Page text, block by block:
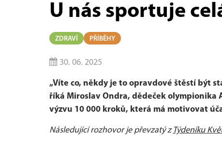
U nás sportuje
ZDRAVÍ PŘÍBĚHY
30. 06. 2025
„Víte co, někdy je to opravdové štěstí být
říká Miroslav Ondra, dědeček olympionika
výzvu 10 000 kroků, která má motivovat
Následující rozhovor je převzatý zTýdeníku